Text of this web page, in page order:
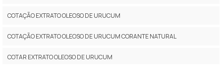
COTAÇÃO EXTRATO OLEOSO DE URUCUM
COTAÇÃO EXTRATO OLEOSO DE URUCUM CORANTE NATURAL
COTAR EXTRATO OLEOSO DE URUCUM